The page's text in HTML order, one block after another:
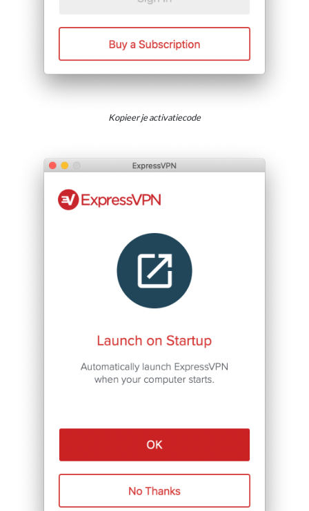
Kopieer je activatiecode